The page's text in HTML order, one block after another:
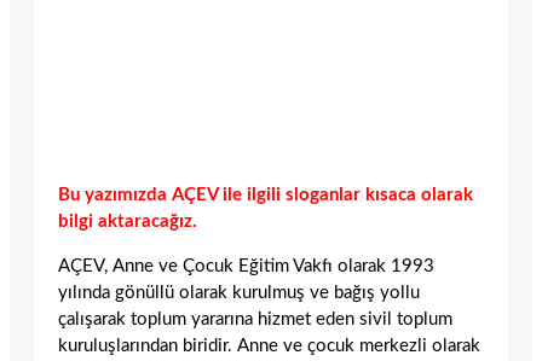
Bu yazımızda AÇEV ile ilgili sloganlar kısaca olarak
bilgi aktaracağız.
AÇEV, Anne ve Çocuk Eğitim Vakfı olarak 1993
yılında gönüllü olarak kurulmuş ve bağış yollu
çalışarak toplum yararına hizmet eden sivil toplum
kuruluşlarından biridir. Anne ve çocuk merkezli olarak